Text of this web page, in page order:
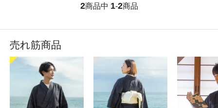
2商品中 1-2商品
売れ筋商品